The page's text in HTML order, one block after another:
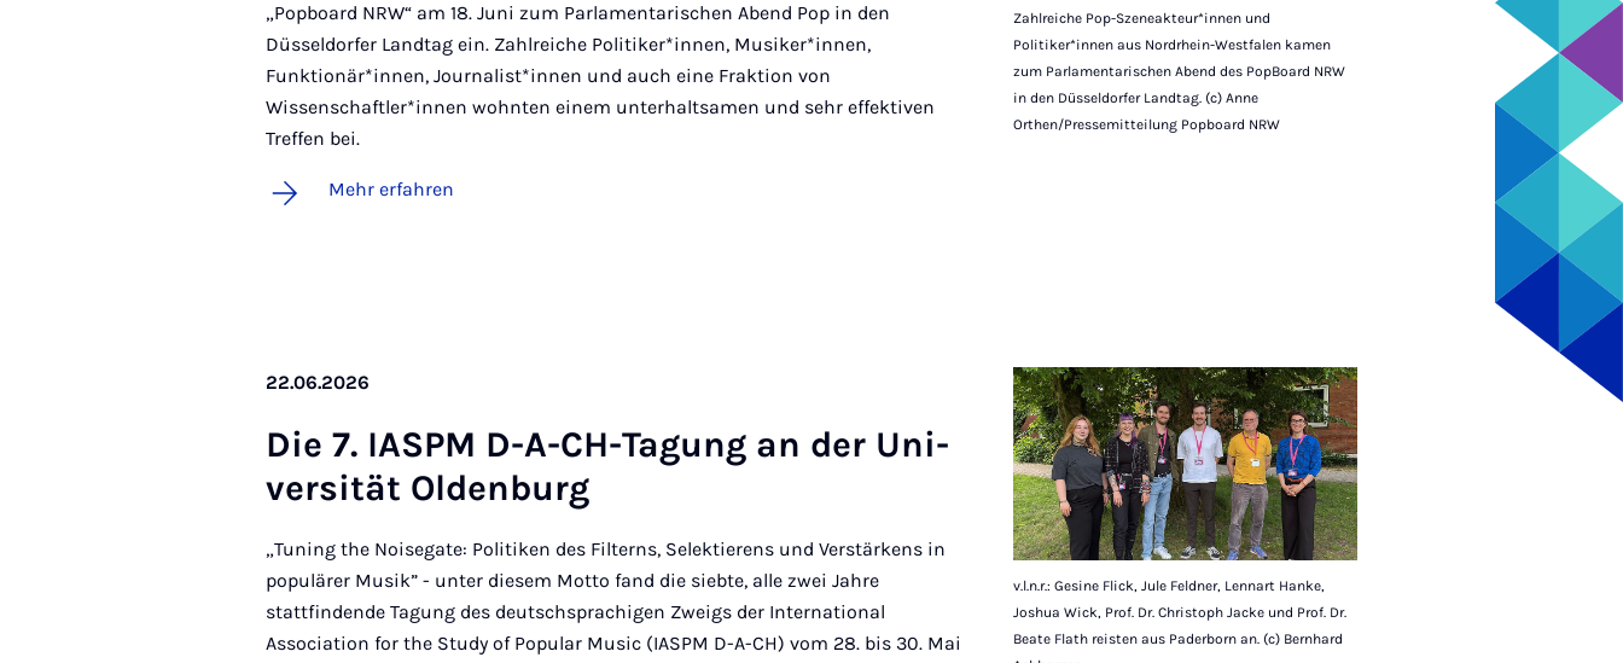
Zahlreiche Pop-Szeneakteur*innen und
Politiker*innen aus Nordrhein-Westfalen kamen
zum Parlamentarischen Abend des PopBoard NRW
in den Düsseldorfer Landtag. (c) Anne
Orthen/Pressemitteilung Popboard NRW
„Popboard NRW“ am 18. Juni zum Parlamentarischen Abend Pop in den
Düsseldorfer Landtag ein. Zahlreiche Politiker*innen, Musiker*innen,
Funktionär*innen, Journalist*innen und auch eine Fraktion von
Wissenschaftler*innen wohnten einem unterhaltsamen und sehr effektiven
Treffen bei.
Mehr erfahren
v.l.n.r.: Gesine Flick, Jule Feldner, Lennart Hanke,
Joshua Wick, Prof. Dr. Christoph Jacke und Prof. Dr.
Beate Flath reisten aus Paderborn an. (c) Bernhard
22.06.2026
Die 7. IASPM D-A-CH-Ta­gung an der Uni­
ver­si­tät Ol­den­burg
„Tuning the Noisegate: Politiken des Filterns, Selektierens und Verstärkens in
populärer Musik” - unter diesem Motto fand die siebte, alle zwei Jahre
stattfindende Tagung des deutschsprachigen Zweigs der International
Association for the Study of Popular Music (IASPM D-A-CH) vom 28. bis 30. Mai